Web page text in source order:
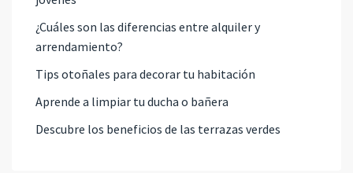
¿Cuáles son las diferencias entre alquiler y
arrendamiento?
Tips otoñales para decorar tu habitación
Aprende a limpiar tu ducha o bañera
Descubre los beneficios de las terrazas verdes